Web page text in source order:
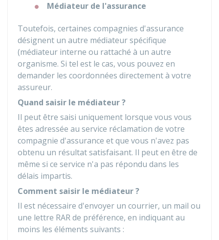
Médiateur de l'assurance
Toutefois, certaines compagnies d'assurance
désignent un autre médiateur spécifique
(médiateur interne ou rattaché à un autre
organisme. Si tel est le cas, vous pouvez en
demander les coordonnées directement à votre
assureur.
Quand saisir le médiateur ?
Il peut être saisi uniquement lorsque vous vous
êtes adressée au service réclamation de votre
compagnie d'assurance et que vous n'avez pas
obtenu un résultat satisfaisant. Il peut en être de
même si ce service n'a pas répondu dans les
délais impartis.
Comment saisir le médiateur ?
Il est nécessaire d'envoyer un courrier, un mail ou
une lettre RARde préférence, en indiquant au
moins les éléments suivants :